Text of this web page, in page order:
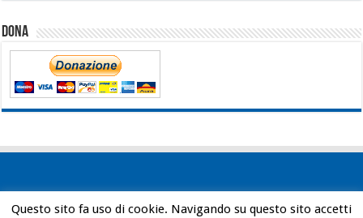
Dona
Powered by WordPress| Designed by Bob Vann
Questo sito fa uso di cookie. Navigando su questo sito accetti